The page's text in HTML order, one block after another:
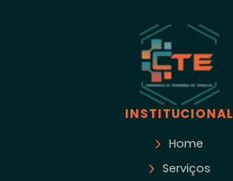
INSTITUCIONAL
Home
Serviços